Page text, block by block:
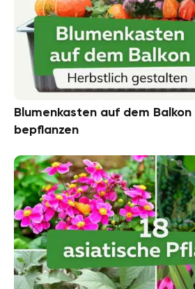
Blumenkasten auf dem
bepflanzen